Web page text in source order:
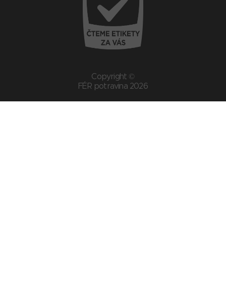
Copyright ©
FÉR potravina 2026